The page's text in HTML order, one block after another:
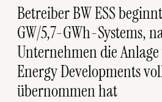
Betreiber BW ESS
GW/5,7-GWh-Systems,
Unternehmen die
Energy Developments
übernommen hat